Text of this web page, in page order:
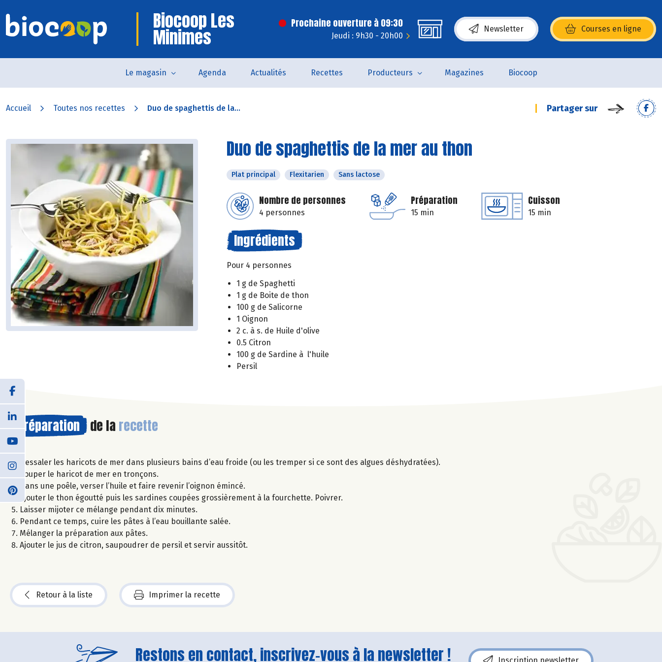
Biocoop Les
Minimes
Prochaine ouverture à 09:30
Jeudi : 9h30 - 20h00
Newsletter Courses en ligne
(s’ouvre dans une nouvelle fenêtre)
Le magasin Agenda Actualités Recettes Producteurs Magazines Biocoop
Accueil Toutes nos recettes Duo de spaghettis de la... Partager sur
Duo de spaghettis de la mer au thon
Plat principal Flexitarien Sans lactose
Nombre de personnes
4 personnes
Préparation
15 min
Cuisson
15 min
Ingrédients
Pour 4 personnes
1 g de Spaghetti
1 g de Boite de thon
100 g de Salicorne
1 Oignon
2 c. à s. de Huile d'olive
0.5 Citron
100 g de Sardine à l'huile
Persil
Préparation de la recette
Dessaler les haricots de mer dans plusieurs bains d’eau froide (ou les tremper si ce sont des algues déshydratées).
Couper le haricot de mer en tronçons.
Dans une poêle, verser l’huile et faire revenir l’oignon émincé.
Ajouter le thon égoutté puis les sardines coupées grossièrement à la fourchette. Poivrer.
Laisser mijoter ce mélange pendant dix minutes.
Pendant ce temps, cuire les pâtes à l’eau bouillante salée.
Mélanger la préparation aux pâtes.
Ajouter le jus de citron, saupoudrer de persil et servir aussitôt.
Retour à la liste Imprimer la recette
Restons en contact, inscrivez-vous à la newsletter !